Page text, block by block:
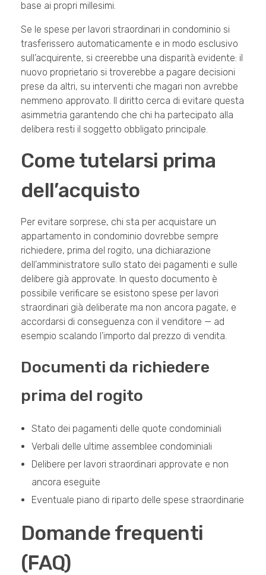
base ai propri millesimi.
Se le spese per lavori straordinari in condominio si
trasferissero automaticamente e in modo esclusivo
sull’acquirente, si creerebbe una disparità evidente: il
nuovo proprietario si troverebbe a pagare decisioni
prese da altri, su interventi che magari non avrebbe
nemmeno approvato. Il diritto cerca di evitare questa
asimmetria garantendo che chi ha partecipato alla
delibera resti il soggetto obbligato principale.
Come tutelarsi prima
dell’acquisto
Per evitare sorprese, chi sta per acquistare un
appartamento in condominio dovrebbe sempre
richiedere, prima del rogito, una dichiarazione
dell’amministratore sullo stato dei pagamenti e sulle
delibere già approvate. In questo documento è
possibile verificare se esistono spese per lavori
straordinari già deliberate ma non ancora pagate, e
accordarsi di conseguenza con il venditore — ad
esempio scalando l’importo dal prezzo di vendita.
Documenti da richiedere
prima del rogito
Stato dei pagamenti delle quote condominiali
Verbali delle ultime assemblee condominiali
Delibere per lavori straordinari approvate e non
ancora eseguite
Eventuale piano di riparto delle spese straordinarie
Domande frequenti
(FAQ)